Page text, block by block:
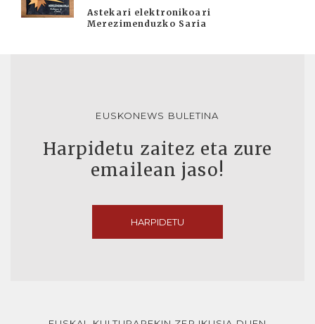
Astekari elektronikoari
Merezimenduzko Saria
EUSKONEWS BULETINA
Harpidetu zaitez eta zure
emailean jaso!
HARPIDETU